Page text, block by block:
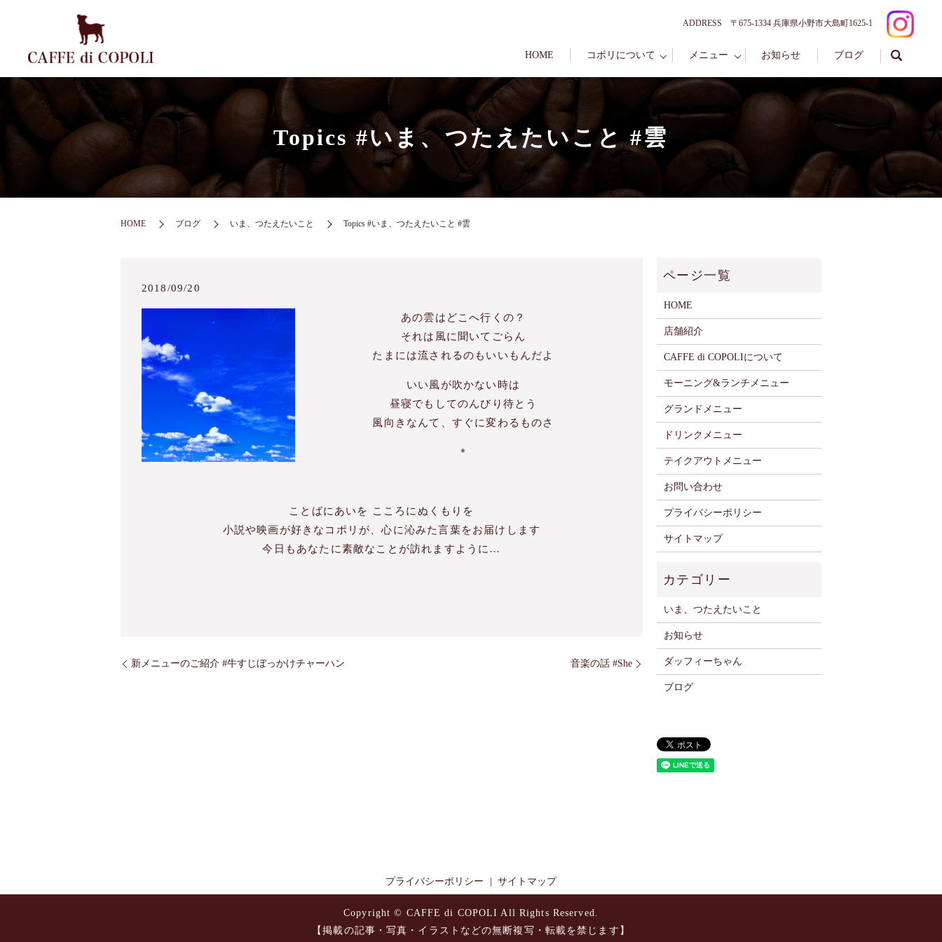
ADDRESS 〒675-1334 兵庫県小野市大島町1625-1
HOME コポリについて メニュー お知らせ ブログ
Topics #いま、つたえたいこと #雲
HOME ブログ いま、つたえたいこと Topics #いま、つたえたいこと #雲
2018/09/20
あの雲はどこへ行くの？
それは風に聞いてごらん
たまには流されるのもいいもんだよ
いい風が吹かない時は
昼寝でもしてのんびり待とう
風向きなんて、すぐに変わるものさ
＊
ことばにあいを こころにぬくもりを
小説や映画が好きなコポリが、心に沁みた言葉をお届けします
今 日もあなたに素敵なことが訪れますように…
新メニューのご紹介 #牛すじぼっかけチャーハン 音楽の話 #She
HOME
店舗紹介
CAFFE di COPOLIについて
モーニング&ランチメニュー
グランドメニュー
ドリンクメニュー
テイクアウトメニュー
お問い合わせ
プライバシーポリシー
サイトマップ
いま、つたえたいこと
お知らせ
ダッフィーちゃん
ブログ
プライバシーポリシー サイトマップ
Copyright © CAFFE di COPOLI All Rights Reserved.
【掲載の記事・写真・イラストなどの無断複写・転載を禁じます】